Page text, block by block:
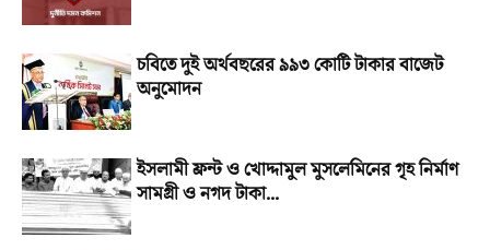
চবিতে দুই অর্থবছরের ৯৯৩ কোটি টাকার বাজেট
অনুমোদন
ইসলামী ফ্রন্ট ও খোদ্দামুল মুসলেমিনের গৃহ নির্মাণ
সামগ্রী ও নগদ টাকা...